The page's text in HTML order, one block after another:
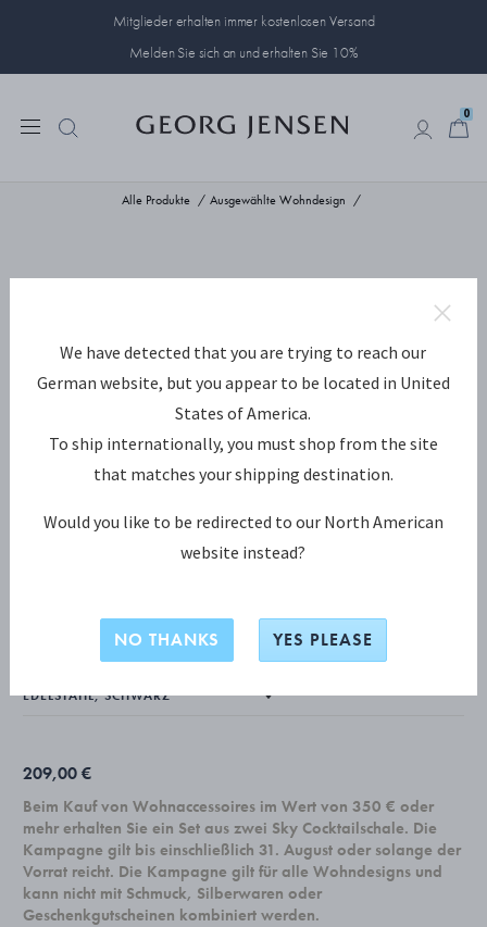
Mitglieder erhalten immer kostenlosen Versand
Melden Sie sich an und erhalten Sie 10%
0
Alle Produkte Ausgewählte Wohndesign
KOPPEL Kanne, Midnight Black 0,75L
209,00 €
Beim Kauf von Wohnaccessoires im Wert von 350 € oder
mehr erhalten Sie ein Set aus zwei Sky Cocktailschale. Die
Kampagne gilt bis einschließlich 31. August oder solange der
Vorrat reicht. Die Kampagne gilt für alle Wohndesigns und
kann nicht mit Schmuck, Silberwaren oder
Geschenkgutscheinen kombiniert werden.
We have detected that you are trying to reach our
German website, but you appear to be located in United
States of America.
To ship internationally, you must shop from the site
that matches your shipping destination.
Would you like to be redirected to our North American
website instead?
NO THANKS YES PLEASE